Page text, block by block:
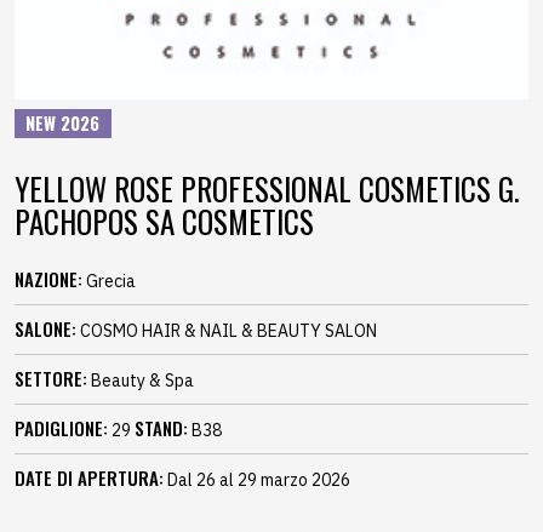
NEW 2026
YELLOW ROSE PROFESSIONAL COSMETICS G.
PACHOPOS SA COSMETICS
NAZIONE: Grecia
SALONE: COSMO HAIR & NAIL & BEAUTY SALON
SETTORE: Beauty & Spa
PADIGLIONE: 29 STAND: B38
DATE DI APERTURA: Dal 26 al 29 marzo 2026